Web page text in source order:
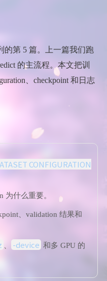
的第 5 篇。上一篇我们跑
的主流程。本文把训
、checkpoint 和日志
CONFIGURATION
为什么重要。
、validation 结果和
-device 和多 GPU 的